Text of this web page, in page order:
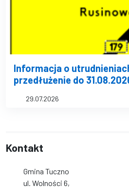
Informacja o
przedłużenie do
29.07.2026
Kontakt
Gmina Tuczno
ul. Wolności 6,